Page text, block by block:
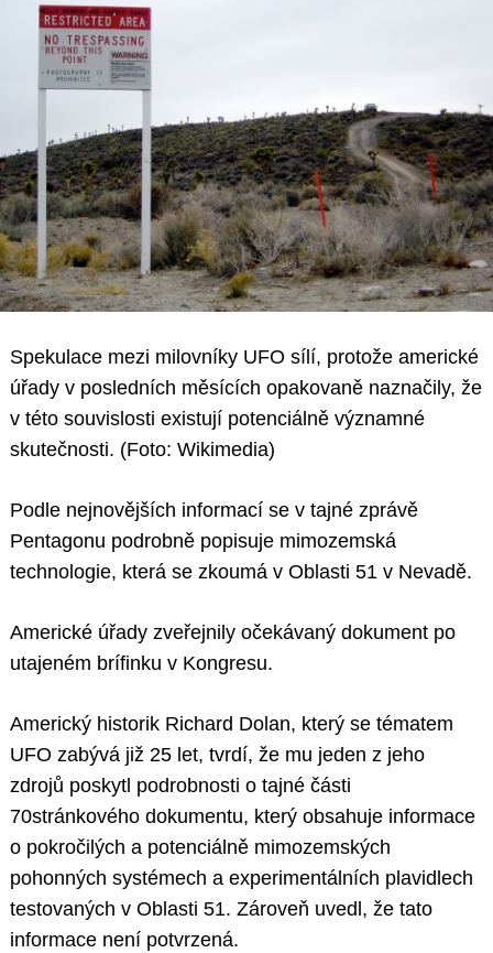
Spekulace mezi milovníky UFO sílí, protože americké
úřady v posledních měsících opakovaně naznačily, že
v této souvislosti existují potenciálně významné
skutečnosti. (Foto: Wikimedia)
Podle nejnovějších informací se v tajné zprávě
Pentagonu podrobně popisuje mimozemská
technologie, která se zkoumá v Oblasti 51 v Nevadě.
Americké úřady zveřejnily očekávaný dokument po
utajeném brífinku v Kongresu.
Americký historik Richard Dolan, který se tématem
UFO zabývá již 25 let, tvrdí, že mu jeden z jeho
zdrojů poskytl podrobnosti o tajné části
70stránkového dokumentu, který obsahuje informace
o pokročilých a potenciálně mimozemských
pohonných systémech a experimentálních plavidlech
testovaných v Oblasti 51. Zároveň uvedl, že tato
informace není potvrzená.